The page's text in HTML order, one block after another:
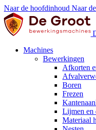
Naar de hoofdinhoud Naar
Machines
Bewerkingen
Afkorten
Boren
Frezen
Lijmen en
Materiaal